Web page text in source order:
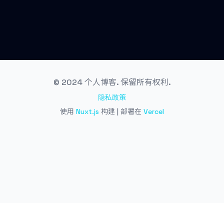
© 2024 个人博客. 保留所有权利.
隐私政策
使用 Nuxt.js 构建 | 部署在 Vercel